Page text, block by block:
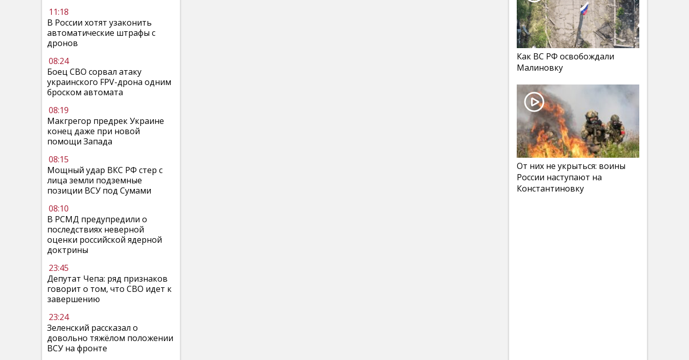
11:18
В России хотят узаконить
автоматические штрафы с
дронов
08:24
Боец СВО сорвал атаку
украинского FPV-дрона одним
броском автомата
08:19
Макгрегор предрек Украине
конец даже при новой
помощи Запада
08:15
Мощный удар ВКС РФ стер с
лица земли подземные
позиции ВСУ под Сумами
08:10
В РСМД предупредили о
последствиях неверной
оценки российской ядерной
доктрины
23:45
Депутат Чепа: ряд признаков
говорит о том, что СВО идет к
завершению
23:24
Зеленский рассказал о
довольно тяжёлом положении
ВСУ на фронте
Как ВС РФ освобождали
Малиновку
От них не укрыться: воины
России наступают на
Константиновку